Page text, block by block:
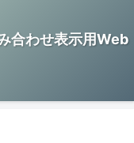
合わせ表示用Web